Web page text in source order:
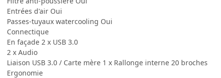
Entrées d'air Oui
Passes-tuyaux watercooling Oui
Connectique
En façade 2 x USB 3.0
2 x Audio
Liaison USB 3.0 / Carte mère 1 x Rallonge interne 20 broches
Ergonomie